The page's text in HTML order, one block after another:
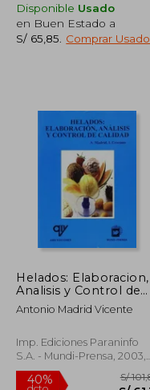
Disponible Usado
en Buen Estado a
S/ 65,85
Comprar Usado
Helados: Elaboracion,
Analisis y Control de
Calidad
Antonio Madrid Vicente
Imp. Ediciones Paraninfo
S.A. - Mundi-Prensa, 2003,
Tapa Blanda, Nuevo